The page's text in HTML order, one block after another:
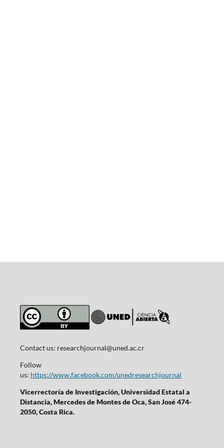
Contact us: researchjournal@uned.ac.cr
Follow
us: https://www.facebook.com/unedresearchjournal
Vicerrectoría de Investigación, Universidad Estatal a
Distancia, Mercedes de Montes de Oca, San José 474-
2050, Costa Rica.